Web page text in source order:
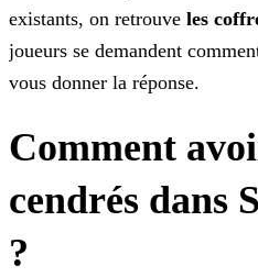
existants, on retrouve les
joueurs se demandent
vous donner la réponse.
Comment
cendrés dans
?